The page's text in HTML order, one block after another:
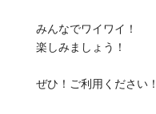
みんなでワイワイ！
楽しみましょう！
ぜひ！ご利用ください！